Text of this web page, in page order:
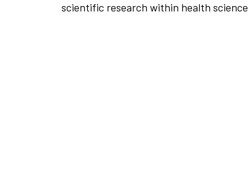
scientific research within health